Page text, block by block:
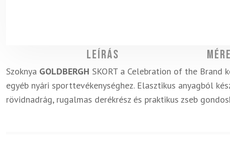
Leírás
Szoknya GOLDBERGH SKORT a Celebration of the Brand
egyéb nyári sporttevékenységhez. Elasztikus anyagból
rövidnadrág, rugalmas derékrész és praktikus zseb